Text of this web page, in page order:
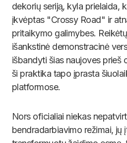
dekorių seriją, kyla prielaida,
įkvėptas "Crossy Road" ir
pritaikymo galimybes.
išankstinė demonstracinė
išbandyti šias naujoves prieš
ši praktika tapo įprasta
platformose.
Nors oficialiai niekas
bendradarbiavimo režimai, jų